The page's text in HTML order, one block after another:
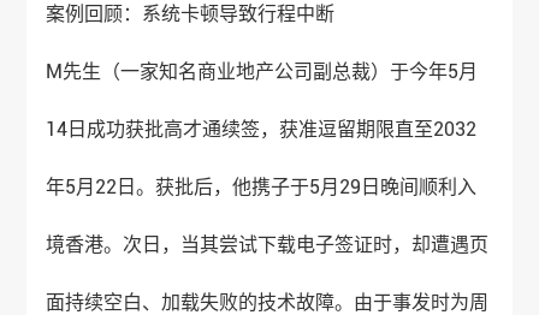
案例回顾：系统卡顿导致行程中断
M先生（一家知名商业地产公司副总裁）于今年5月
14日成功获批高才通续签，获准逗留期限直至2032
年5月22日。获批后，他携子于5月29日晚间顺利入
境香港。次日，当其尝试下载电子签证时，却遭遇页
面持续空白、加载失败的技术故障。由于事发时为周